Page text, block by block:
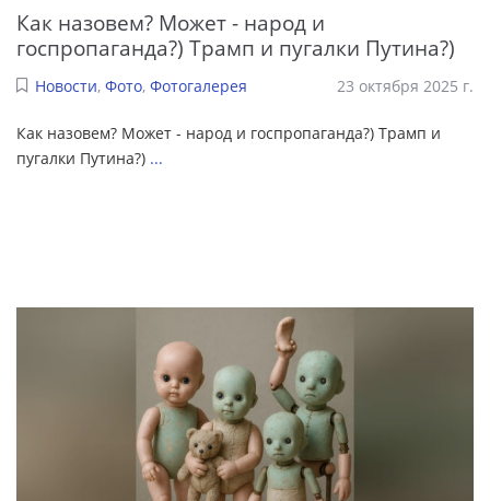
Как назовем? Может - народ и
госпропаганда?) Трамп и пугалки Путина?)
Новости, Фото, Фотогалерея 23 октября 2025 г.
Как назовем? Может - народ и госпропаганда?) Трамп и
пугалки Путина?) ...